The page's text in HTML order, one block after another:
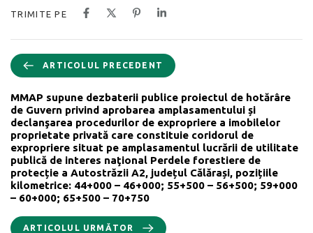
TRIMITE PE
ARTICOLUL PRECEDENT
MMAP supune dezbaterii publice proiectul de hotărâre
de Guvern privind aprobarea amplasamentului și
declanşarea procedurilor de expropriere a imobilelor
proprietate privată care constituie coridorul de
expropriere situat pe amplasamentul lucrării de utilitate
publică de interes naţional Perdele forestiere de
protecție a Autostrăzii A2, județul Călărași, pozițiile
kilometrice: 44+000 – 46+000; 55+500 – 56+500; 59+000
– 60+000; 65+500 – 70+750
ARTICOLUL URMĂTOR